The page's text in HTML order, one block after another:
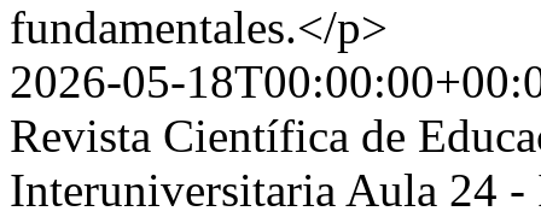
fundamentales.</p>
2026-05-
Revista Científica de
Interuniversitaria Aula 24